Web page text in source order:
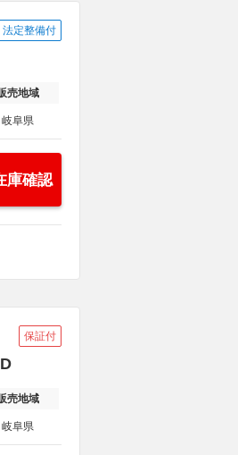
法定整備付
売地域
岐阜県
庫確認
保証付
売地域
岐阜県